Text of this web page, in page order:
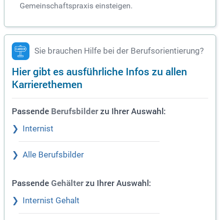
Gemeinschaftspraxis einsteigen.
Sie brauchen Hilfe bei der Berufsorientierung?
Hier gibt es ausführliche Infos zu allen
Karrierethemen
Passende Berufsbilder zu Ihrer Auswahl:
Internist
Alle Berufsbilder
Passende Gehälter zu Ihrer Auswahl:
Internist Gehalt